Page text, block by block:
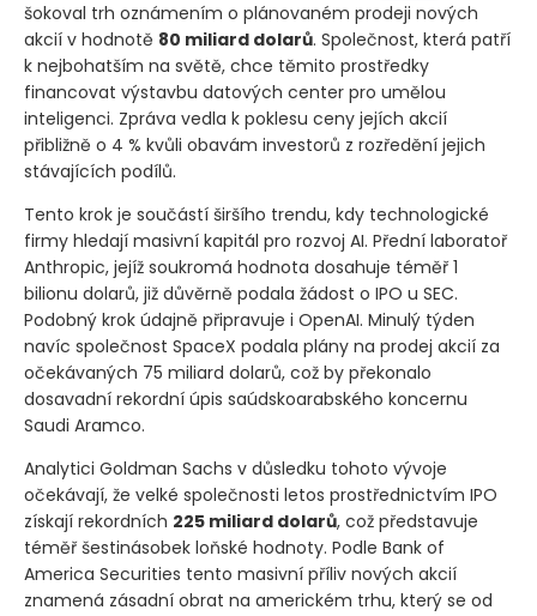
šokoval trh oznámením o plánovaném prodeji nových
akcií v hodnotě 80 miliard dolarů. Společnost, která patří
k nejbohatším na světě, chce těmito prostředky
financovat výstavbu datových center pro umělou
inteligenci. Zpráva vedla k poklesu ceny jejích akcií
přibližně o 4 % kvůli obavám investorů z rozředění jejich
stávajících podílů.
Tento krok je součástí širšího trendu, kdy technologické
firmy hledají masivní kapitál pro rozvoj AI. Přední laboratoř
Anthropic, jejíž soukromá hodnota dosahuje téměř 1
bilionu dolarů, již důvěrně podala žádost o IPO u SEC.
Podobný krok údajně připravuje i OpenAI. Minulý týden
navíc společnost SpaceX podala plány na prodej akcií za
očekávaných 75 miliard dolarů, což by překonalo
dosavadní rekordní úpis saúdskoarabského koncernu
Saudi Aramco.
Analytici Goldman Sachs v důsledku tohoto vývoje
očekávají, že velké společnosti letos prostřednictvím IPO
získají rekordních 225 miliard dolarů, což představuje
téměř šestinásobek loňské hodnoty. Podle Bank of
America Securities tento masivní příliv nových akcií
znamená zásadní obrat na americkém trhu, který se od